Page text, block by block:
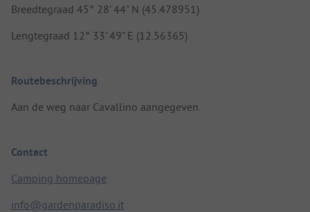
Breedtegraad 45° 28' 44" N (45.478951)
Lengtegraad 12° 33' 49" E (12.56365)
Routebeschrijving
Aan de weg naar Cavallino aangegeven.
Contact
Camping homepage
info@gardenparadiso.it